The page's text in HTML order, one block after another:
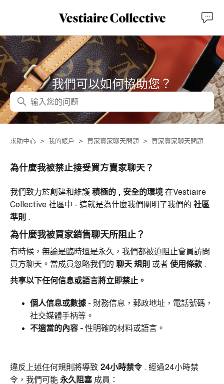
我們可以如何協助您？
搜尋
求助中心 我的帳戶 買家賣家聊天問題 買家賣家聊天問題
為什麼我被禁止接受買方賣家聊天？
我們致力於創建和維護 積極的 安全的環境 在Vestiaire
Collective 社區中 - 這就是為什麼我們闡明了我們的 社區
準則
為什麼我被買家銷售聊天所阻止？
有時候，無論是臨時還是永久，我們都被迫阻止會員訪問
買方聊天。當成員忽略我們的 聊天 規則 或者 使用條款
共享以下任何信息或語言將立即禁止。
個人信息或數據 - 財務信息，郵政地址，電話號碼，
社交媒體手柄等。
不適當的內容 - 性明確的材料或語言。
違反上述任何規則將導致 24小時禁令
經過24小時禁
令，我們可能 永久阻塞 成員：